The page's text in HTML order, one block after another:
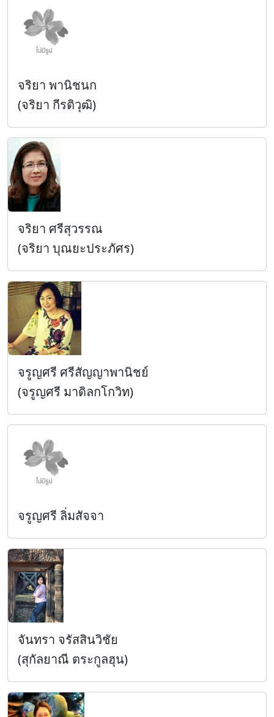
จริยา พานิชนก
(จริยา กีรติวุฒิ)
จริยา ศรีสุวรรณ
(จริยา บุณยะประภัศร)
จรูญศรี ศรีสัญญาพานิชย์
(จรูญศรี มาดิลกโกวิท)
จรูญศรี ลิ่มสัจจา
จันทรา จรัสสินวิชัย
(สุกัลยาณี ตระกูลฮุน)